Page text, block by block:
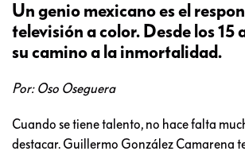
Un genio mexicano es el
televisión a color. Desde los 15
su camino a la inmortalidad.
Por: Oso Oseguera
Cuando se tiene talento, no hace falta
destacar. Guillermo González Camarena